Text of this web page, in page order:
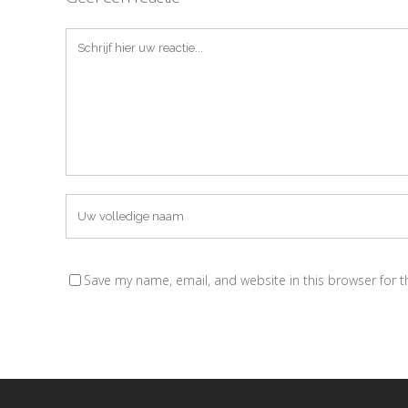
Save my name, email, and website in this browser for